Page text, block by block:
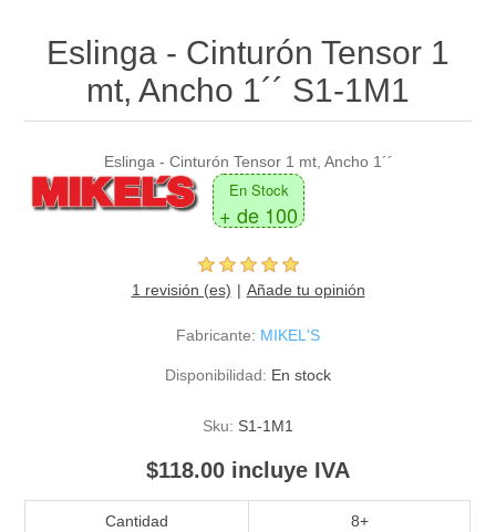
Eslinga - Cinturón Tensor 1
mt, Ancho 1´´ S1-1M1
Eslinga - Cinturón Tensor 1 mt, Ancho 1´´
En Stock
+ de 100
1 revisión (es) Añade tu opinión
Fabricante: MIKEL'S
Disponibilidad: En stock
Sku: S1-1M1
$118.00 incluye IVA
Cantidad 8+